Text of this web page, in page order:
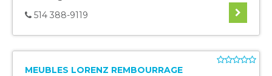
514 388-9119
MEUBLES LORENZ REMBOURRAGE